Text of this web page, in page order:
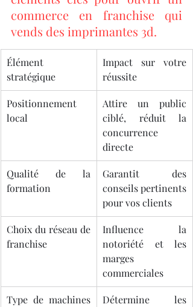
commerce en franchise qui
vends des imprimantes 3d.
Élément
stratégique
Impact sur votre
réussite
Positionnement
local
Attire un public
ciblé, réduit la
concurrence
directe
Qualité de la
formation
Garantit des
conseils pertinents
pour vos clients
Choix du réseau de
franchise
Influence la
notoriété et les
marges
commerciales
Type de machines
Détermine les